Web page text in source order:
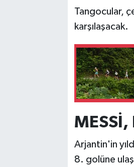
Tangocular,
karşılaşacak.
MESSİ,
Arjantin'in
8. golüne